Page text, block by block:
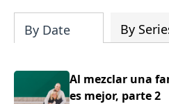
By Date By
Al mezclar una
es mejor, parte 2